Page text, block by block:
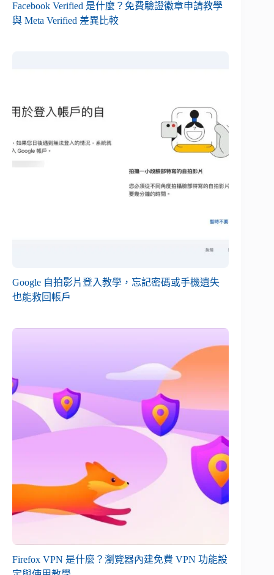
Facebook Verified 是什麼？免費驗證徽章申請教學
與 Meta Verified 差異比較
Google 自拍影片登入教學，忘記密碼或手機遺失
也能救回帳戶
Firefox VPN 是什麼？瀏覽器內建免費 VPN 功能設